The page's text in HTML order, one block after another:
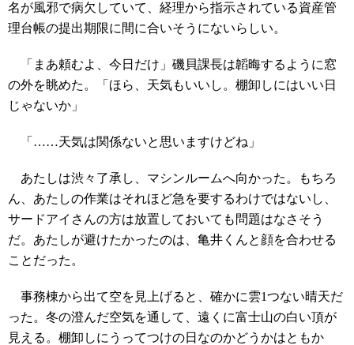
名が風邪で病欠していて、経理から指示されている資産管
理台帳の提出期限に間に合いそうにないらしい。
「まあ頼むよ、今日だけ」磯貝課長は韜晦するように窓
の外を眺めた。「ほら、天気もいいし。棚卸しにはいい日
じゃないか」
「……天気は関係ないと思いますけどね」
あたしは渋々了承し、マシンルームへ向かった。もちろ
ん、あたしの作業はそれほど急を要するわけではないし、
サードアイさんの方は放置しておいても問題はなさそう
だ。あたしが避けたかったのは、亀井くんと顔を合わせる
ことだった。
事務棟から出て空を見上げると、確かに雲1つない晴天だ
った。冬の澄んだ空気を通して、遠くに富士山の白い頂が
見える。棚卸しにうってつけの日なのかどうかはともか